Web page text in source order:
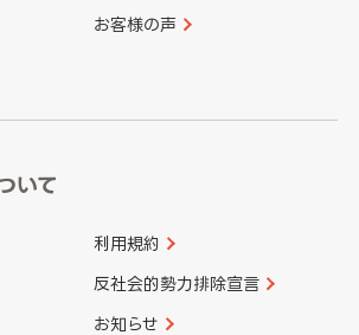
愛媛県
宮崎県
お客様の声
いて
利用規約
反社会的勢力排除宣言
お知らせ